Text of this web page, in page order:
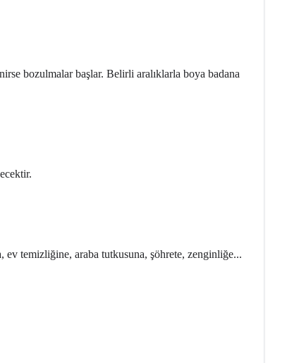
bozulmalar başlar. Belirli aralıklarla boya badana
temizliğine, araba tutkusuna, şöhrete, zenginliğe...